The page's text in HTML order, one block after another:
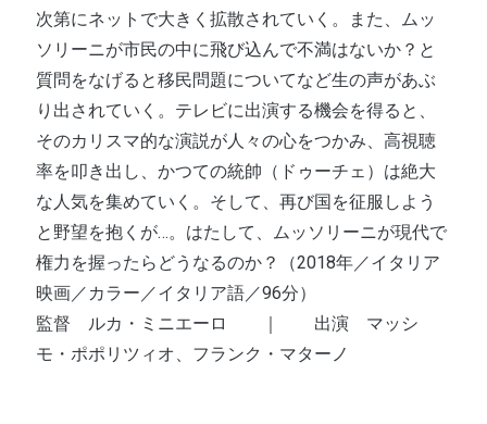
次第にネットで大きく拡散されていく。また、ムッ
ソリーニが市民の中に飛び込んで不満はないか？と
質問をなげると移民問題についてなど生の声があぶ
り出されていく。テレビに出演する機会を得ると、
そのカリスマ的な演説が人々の心をつかみ、高視聴
率を叩き出し、かつての統帥（ドゥーチェ）は絶大
な人気を集めていく。そして、再び国を征服しよう
と野望を抱くが…。はたして、ムッソリーニが現代で
権力を握ったらどうなるのか？（2018年／イタリア
映画／カラー／イタリア語／96分）
監督 ルカ・ミニエーロ ｜ 出演 マッシ
モ・ポポリツィオ、フランク・マターノ